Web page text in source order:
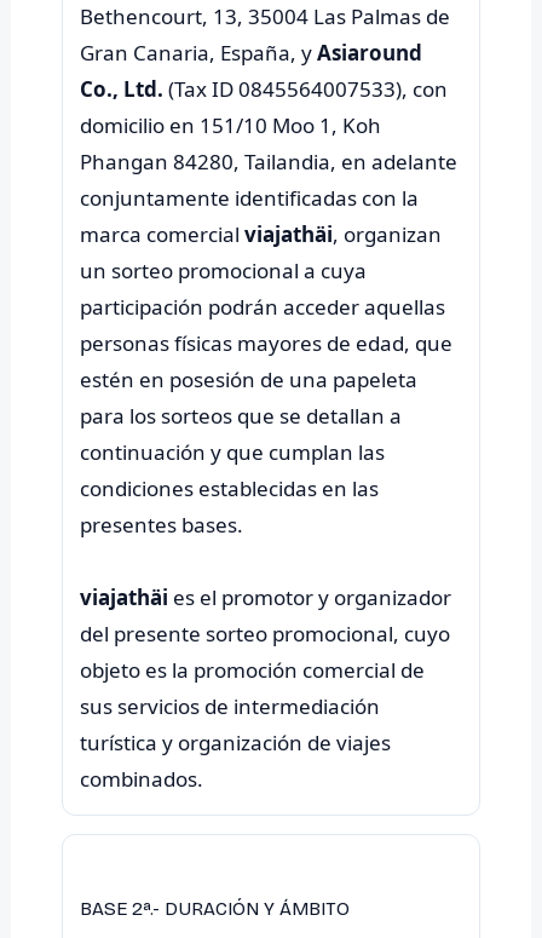
Bethencourt, 13, 35004 Las Palmas de
Gran Canaria, España, yAsiaround
Co., Ltd. (Tax ID 0845564007533), con
domicilio en 151/10 Moo 1, Koh
Phangan 84280, Tailandia, en adelante
conjuntamente identificadas con la
marca comercialviajathäi, organizan
un sorteo promocional a cuya
participación podrán acceder aquellas
personas físicas mayores de edad, que
estén en posesión de una papeleta
para los sorteos que se detallan a
continuación y que cumplan las
condiciones establecidas en las
presentes bases.
viajathäi es el promotor y organizador
del presente sorteo promocional, cuyo
objeto es la promoción comercial de
sus servicios de intermediación
turística y organización de viajes
BASE 2ª.- DURACIÓN Y ÁMBITO